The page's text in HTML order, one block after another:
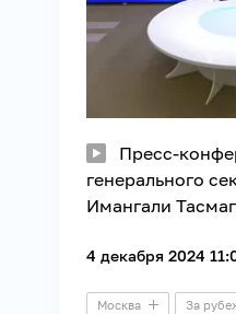
Пресс-
генерального
Имангали
4 декабря 2024
Москва За